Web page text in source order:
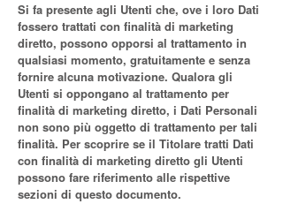
Si fa presente agli Utenti che, ove i loro Dati
fossero trattati con finalità di marketing
diretto, possono opporsi al trattamento in
qualsiasi momento, gratuitamente e senza
fornire alcuna motivazione. Qualora gli
Utenti si oppongano al trattamento per
finalità di marketing diretto, i Dati Personali
non sono più oggetto di trattamento per tali
finalità. Per scoprire se il Titolare tratti Dati
con finalità di marketing diretto gli Utenti
possono fare riferimento alle rispettive
sezioni di questo documento.